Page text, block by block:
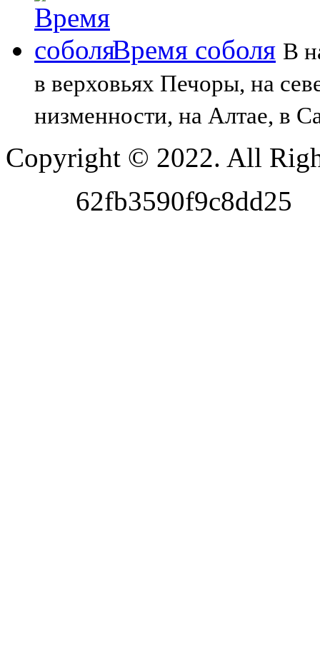
Время соболя В
в верховьях Печоры, на
низменности, на Алтае, в
Copyright © 2022. All
62fb3590f9c8dd25